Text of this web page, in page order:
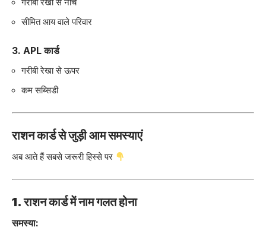
गरीबी रेखा से नीचे
सीमित आय वाले परिवार
3. APL कार्ड
गरीबी रेखा से ऊपर
कम सब्सिडी
राशन कार्ड से जुड़ी आम समस्याएं
अब आते हैं सबसे जरूरी हिस्से पर
1. राशन कार्ड में नाम गलत होना
समस्या: